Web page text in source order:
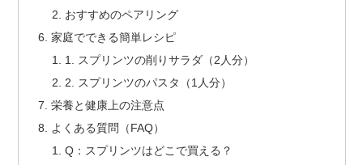
おすすめのペアリング
家庭でできる簡単レシピ
1. スプリンツの削りサラダ（2人分）
2. スプリンツのパスタ（1人分）
栄養と健康上の注意点
よくある質問（FAQ）
Q：スプリンツはどこで買える？